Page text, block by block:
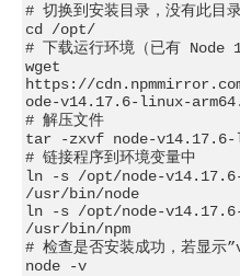
# 切换到安装目录，没有此
cd /opt/
# 下载运行环境（已有 Node
wget
https://
ode-v14.17.6-linux-
# 解压文件
tar -zxvf node-
# 链接程序到环境变量中
ln -s /opt/node-
/usr/bin/node
ln -s /opt/node-
/usr/bin/npm
# 检查是否安装成功，若显示
node -v